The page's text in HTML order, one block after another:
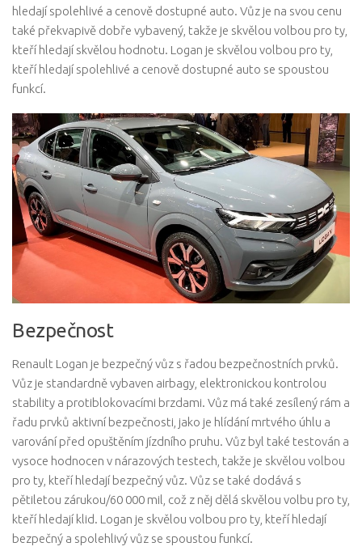
hledají spolehlivé a cenově dostupné auto. Vůz je na svou cenu
také překvapivě dobře vybavený, takže je skvělou volbou pro ty,
kteří hledají skvělou hodnotu. Logan je skvělou volbou pro ty,
kteří hledají spolehlivé a cenově dostupné auto se spoustou
funkcí.
Bezpečnost
Renault Logan je bezpečný vůz s řadou bezpečnostních prvků.
Vůz je standardně vybaven airbagy, elektronickou kontrolou
stability a protiblokovacími brzdami. Vůz má také zesílený rám a
řadu prvků aktivní bezpečnosti, jako je hlídání mrtvého úhlu a
varování před opuštěním jízdního pruhu. Vůz byl také testován a
vysoce hodnocen v nárazových testech, takže je skvělou volbou
pro ty, kteří hledají bezpečný vůz. Vůz se také dodává s
pětiletou zárukou/60 000 mil, což z něj dělá skvělou volbu pro ty,
kteří hledají klid. Logan je skvělou volbou pro ty, kteří hledají
bezpečný a spolehlivý vůz se spoustou funkcí.